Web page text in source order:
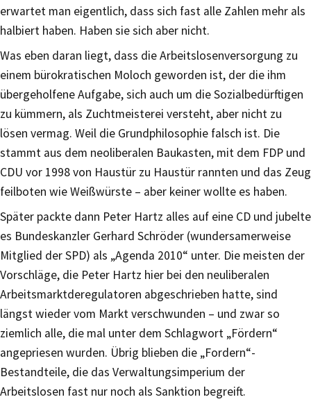
erwartet man eigentlich, dass sich fast alle Zahlen mehr als
halbiert haben. Haben sie sich aber nicht.
Was eben daran liegt, dass die Arbeitslosenversorgung zu
einem bürokratischen Moloch geworden ist, der die ihm
übergeholfene Aufgabe, sich auch um die Sozialbedürftigen
zu kümmern, als Zuchtmeisterei versteht, aber nicht zu
lösen vermag. Weil die Grundphilosophie falsch ist. Die
stammt aus dem neoliberalen Baukasten, mit dem FDP und
CDU vor 1998 von Haustür zu Haustür rannten und das Zeug
feilboten wie Weißwürste – aber keiner wollte es haben.
Später packte dann Peter Hartz alles auf eine CD und jubelte
es Bundeskanzler Gerhard Schröder (wundersamerweise
Mitglied der SPD) als „Agenda 2010“ unter. Die meisten der
Vorschläge, die Peter Hartz hier bei den neuliberalen
Arbeitsmarktderegulatoren abgeschrieben hatte, sind
längst wieder vom Markt verschwunden – und zwar so
ziemlich alle, die mal unter dem Schlagwort „Fördern“
angepriesen wurden. Übrig blieben die „Fordern“-
Bestandteile, die das Verwaltungsimperium der
Arbeitslosen fast nur noch als Sanktion begreift.